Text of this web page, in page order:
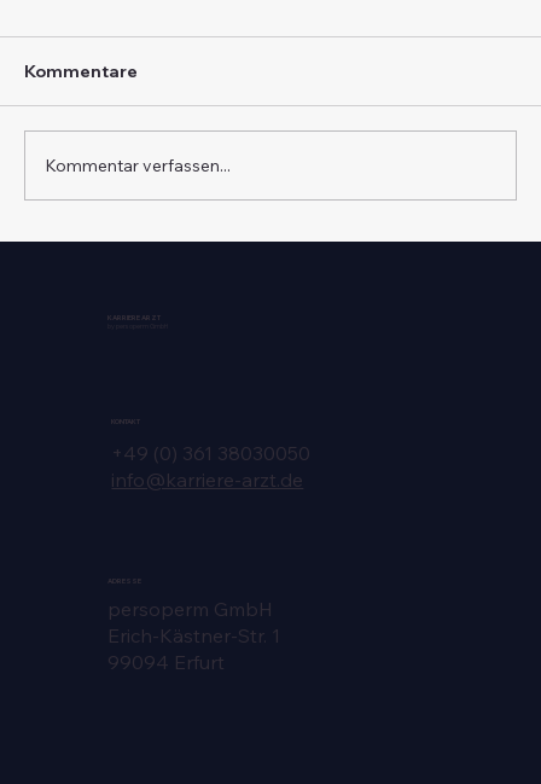
Kommentare
Kommentar verfassen...
KARRIERE ARZT
KONTAKT
+49 (0) 361 38030050
info@karriere-arzt.de
ADRESSE
persoperm GmbH
Erich-Kästner-Str. 1
99094 Erfurt